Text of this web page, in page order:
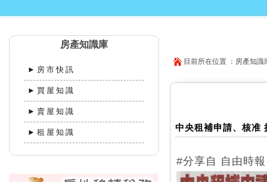
房產知識庫
►房市快訊
►買屋知識
►賣屋知識
►租屋知識
目前所在位置 ：房產知識
中央租補申請、核准
#分享自 自由時報